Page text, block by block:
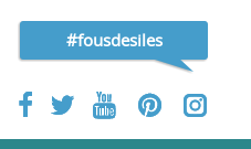
#fousdesiles